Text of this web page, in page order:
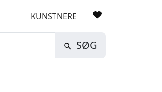
KUNSTNERE
SØG